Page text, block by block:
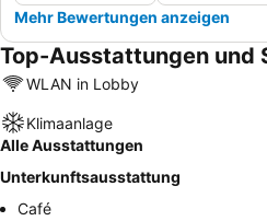
Mehr Bewertungen anzeigen
Top-Ausstattungen und
WLAN in Lobby
Klimaanlage
Alle Ausstattungen
Unterkunftsausstattung
Café